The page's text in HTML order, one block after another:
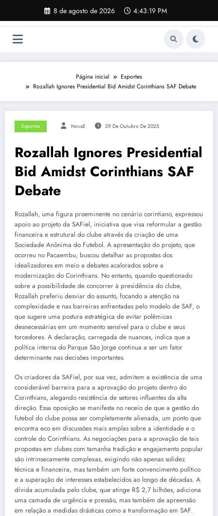
o
8 de agosto de 2026 4:43:19 PM
Página inicial
Esportes
Rozallah Ignores Presidential Bid Amidst Corinthians SAF Debate
Esportes NovaE 29 De Outubro De 2025
Rozallah Ignores Presidential
Bid Amidst Corinthians SAF
Debate
Rozallah, uma figura proeminente no cenário corintiano, expressou
apoio ao projeto da SAFiel, iniciativa que visa reformular a gestão
financeira e estrutural do clube através da criação de uma
Sociedade Anônima do Futebol. A apresentação do projeto, que
ocorreu no Pacaembu, buscou detalhar as propostas dos
idealizadores em meio a debates acalorados sobre a
modernização do Corinthians. No entanto, quando questionado
sobre a possibilidade de concorrer à presidência do clube,
Rozallah preferiu desviar do assunto, focando a atenção na
complexidade e nas barreiras enfrentadas pelo modelo de SAF, o
que sugere uma postura estratégica de evitar polêmicas
desnecessárias em um momento sensível para o clube e seus
torcedores. A declaração, carregada de nuances, indica que a
política interna do Parque São Jorge continua a ser um fator
determinante nas decisões importantes.
Os criadores da SAFiel, por sua vez, admitem a existência de uma
considerável barreira para a aprovação do projeto dentro do
Corinthians, alegando resistência de setores influentes da alta
direção. Essa oposição se manifesta no receio de que a gestão do
futebol do clube possa ser completamente alienada, um ponto que
encontra eco em discussões mais amplas sobre a identidade e o
controle do Corinthians. As negociações para a aprovação de tais
propostas em clubes com tamanha tradição e engajamento popular
são intrinsecamente complexas, exigindo não apenas solidez
técnica e financeira, mas também um forte convencimento político
e a superação de interesses estabelecidos ao longo de décadas. A
dívida acumulada pelo clube, que atinge R$ 2,7 bilhões, adiciona
uma camada de urgência e pressão, mas também de apreensão
em relação a medidas drásticas como a transformação em SAF.